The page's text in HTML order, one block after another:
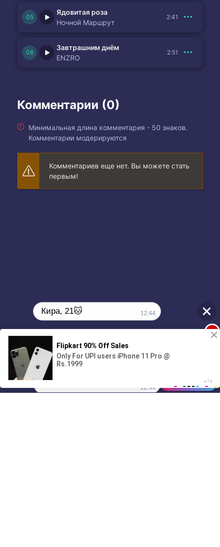
Ядовитая роза
Ночной Маршрут
2:41
Завтрашним днём
ENZRO
2:51
Комментарии (0)
Минимальная длина комментария - 50 знаков.
Комментарии модерируются
Комментариев еще нет. Вы можете стать
первым!
01/07
00:00
Кира, 21🐱 12:44
Поиграешь со мной? 💖🐾 1